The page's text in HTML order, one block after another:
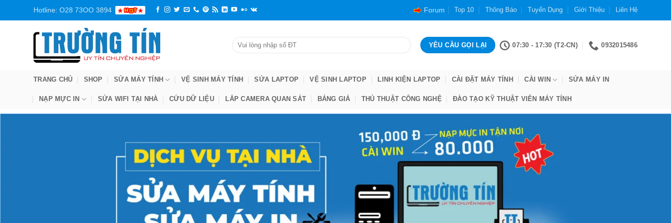
Hotline: O28 73OO 3894 Forum Top 10 Thông Báo Tuyển Dụng Giới Thiệu Liên Hệ
07:30 - 17:30 (T2-CN) 0932015486
TRANG CHỦ SHOP SỬA MÁY TÍNH VỆ SINH MÁY TÍNH SỬA LAPTOP VỆ SINH LAPTOP LINH KIỆN LAPTOP CÀI ĐẶT MÁY TÍNH CÀI WIN SỬA MÁY IN
NẠP MỰC IN SỬA WIFI TẠI NHÀ CỨU DỮ LIỆU LẮP CAMERA QUAN SÁT BẢNG GIÁ THỦ THUẬT CÔNG NGHỆ ĐÀO TẠO KỸ THUẬT VIÊN MÁY TÍNH